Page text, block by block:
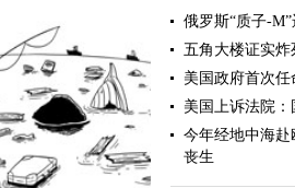
俄罗斯“质子-
五角大楼证实炸
美国政府首次任
美国上诉法院：
今年经地中海赴
丧生